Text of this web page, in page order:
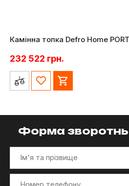
Камінна топка Defro Home
232 522 грн.
Форма